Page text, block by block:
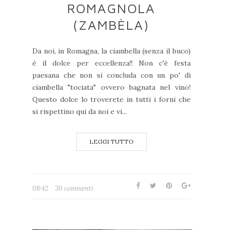
ROMAGNOLA
(ZAMBÈLA)
Da noi, in Romagna, la ciambella (senza il buco)
è il dolce per eccellenza!! Non c'è festa
paesana che non si concluda con un po' di
ciambella "tociata" ovvero bagnata nel vino!
Questo dolce lo troverete in tutti i forni che
si rispettino qui da noi e vi...
LEGGI TUTTO
08:42 30 commenti